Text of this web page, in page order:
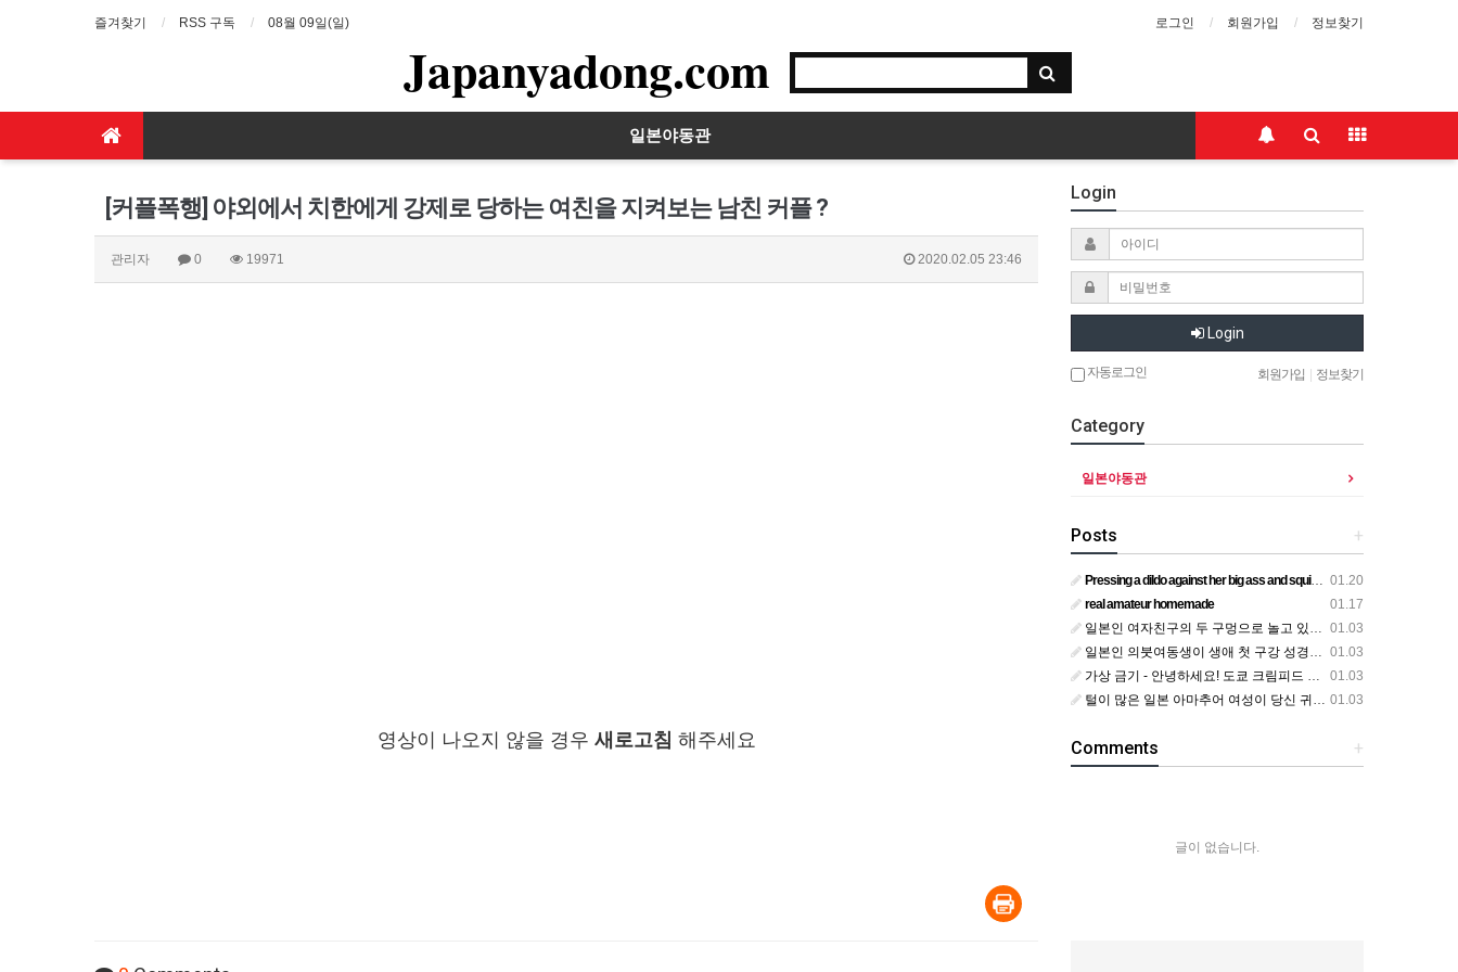
즐겨찾기 RSS 구독 08월 09일(일) 로그인 회원가입 정보찾기
Japanyadong.com
일본야동관
[커플폭행] 야외에서 치한에게 강제로 당하는 여친을 지켜보는 남친 커플 ?
관리자 0 19971 2020.02.05 23:46
영상이 나오지 않을 경우 새로고침 해주세요
Login
Login
자동로그인 회원가입 정보찾기
Category
일본야동관
+
Posts
01.20
Pressing a dildo against her big ass and squirting from below
01.17
real amateur homemade
01.03
일본인 여자친구의 두 구멍으로 놀고 있어요
01.03
일본인 의붓여동생이 생애 첫 구강 성경험을 공개하다
01.03
가상 금기 - 안녕하세요! 도쿄 크림피드 시엘에서
01.03
털이 많은 일본 아마추어 여성이 당신 귀에 대고 신음하며 자위합니다. 그녀가 오르가즘에 도달하는 모습을 보세요?
+
Comments
글이 없습니다.